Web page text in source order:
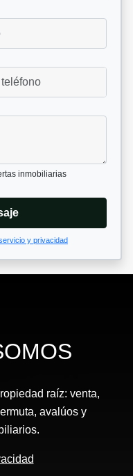
inmobiliarias
y privacidad
raíz: venta,
avalúos y